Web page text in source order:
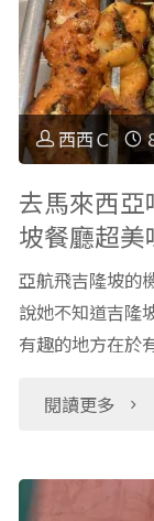
海
道
玩
科
學
實
西西Ｃ
去馬來西
坡餐廳超美
亞航飛吉隆坡的
說她不知道吉隆
有趣的地方在於
閱讀更多
"去